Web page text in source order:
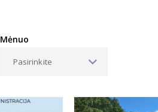
Mėnuo
Pasirinkite